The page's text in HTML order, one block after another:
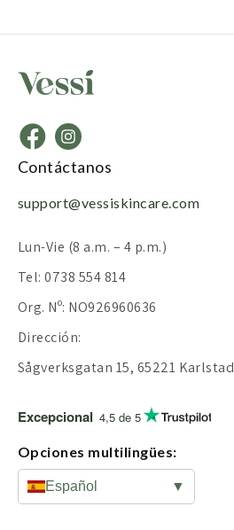
Contáctanos
support@vessiskincare.com
Lun-Vie (8 a.m. – 4 p.m.)
Tel: 0738 554 814
Org. Nº: NO926960636
Dirección:
Sågverksgatan 15, 65221 Karlstad
Excepcional 4,5 de 5
Opciones multilingües:
Español ▼